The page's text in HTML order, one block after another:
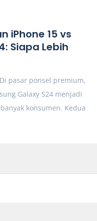
iPhone 15 vs
Siapa Lebih
pasar ponsel premium,
Galaxy S24 menjadi
konsumen. Kedua